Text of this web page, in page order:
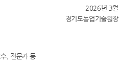
2026년 3월
경기도농업기술원장
, 전문가 등